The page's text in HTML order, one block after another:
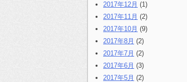
2017年12月 (1)
2017年11月 (2)
2017年10月 (9)
2017年8月 (2)
2017年7月 (2)
2017年6月 (3)
2017年5月 (2)